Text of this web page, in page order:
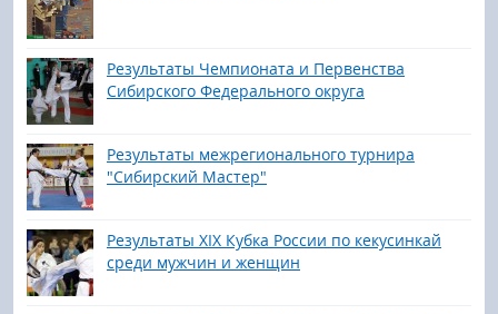
Результаты Чемпионата и Первенства
Сибирского Федерального округа
Результаты межрегионального турнира
"Сибирский Мастер"
Результаты XIX Кубка России по кекусинкай
среди мужчин и женщин